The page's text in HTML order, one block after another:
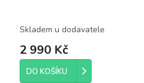
Skladem u dodavatele
2 990 Kč
DO KOŠÍKU